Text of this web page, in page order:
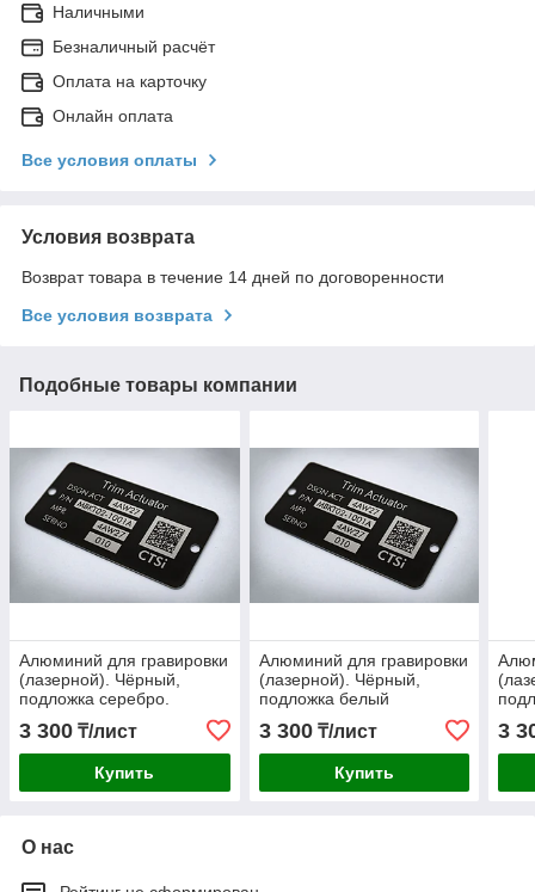
Наличными
Безналичный расчёт
Оплата на карточку
Онлайн оплата
Все условия оплаты
Условия возврата
Возврат товара в течение 14 дней по договоренности
Все условия возврата
Подобные товары компании
Алюминий для гравировки
(лазерной). Чёрный,
подложка серебро.
3 300 ₸/лист
Купить
Алюминий для гравировки
(лазерной). Чёрный,
подложка белый
3 300₸/лист
Купить
3
О нас